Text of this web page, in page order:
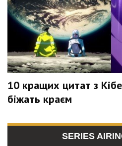
10 кращих цитат з
біжать краєм
SERIES